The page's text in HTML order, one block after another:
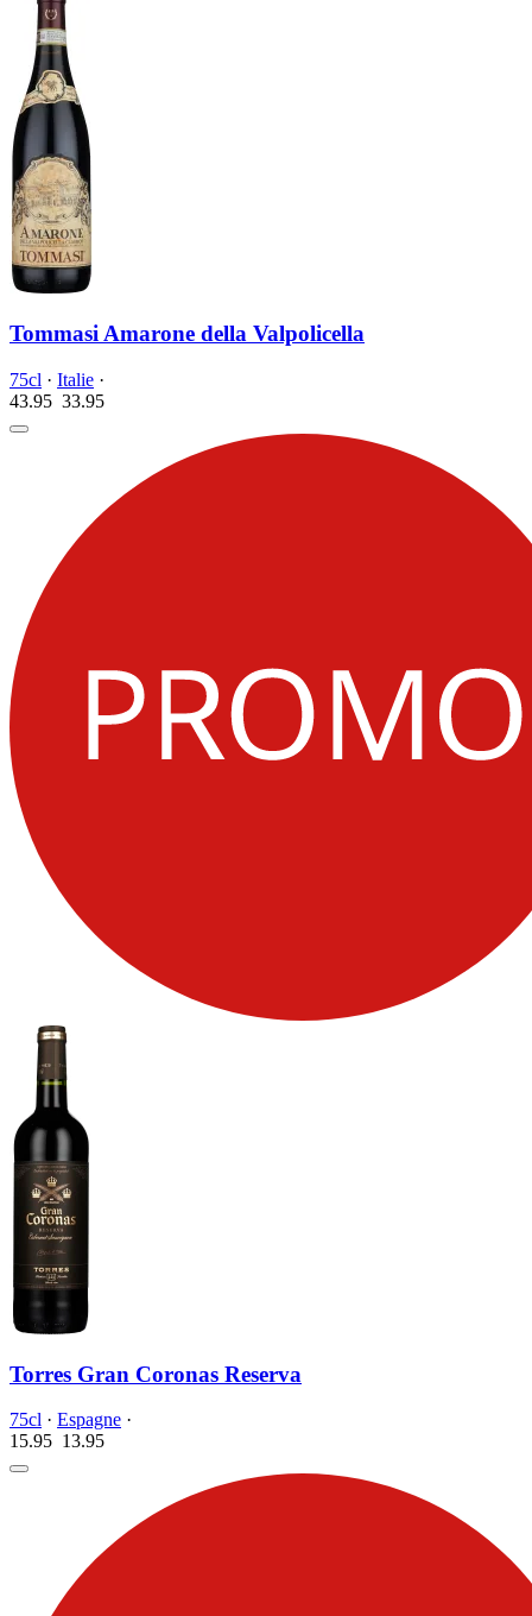
Tommasi Amarone della Valpolicella
75cl · Italie ·
43.95 33.95
Torres Gran Coronas Reserva
75cl · Espagne ·
15.95 13.95